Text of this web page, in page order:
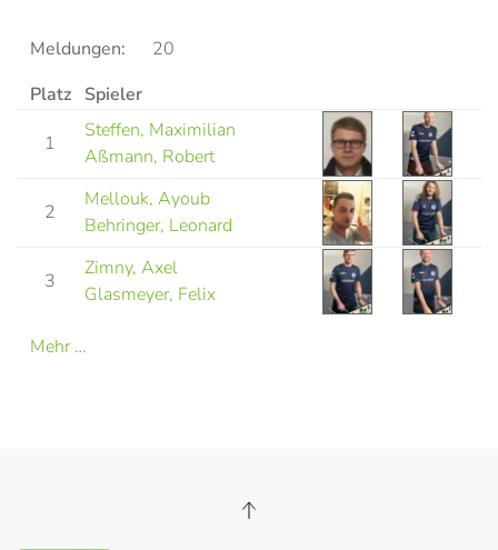
Meldungen:
20
Platz
Spieler
1
Steffen, Maximilian
Aßmann, Robert
2
Mellouk, Ayoub
Behringer, Leonard
3
Zimny, Axel
Glasmeyer, Felix
Mehr …